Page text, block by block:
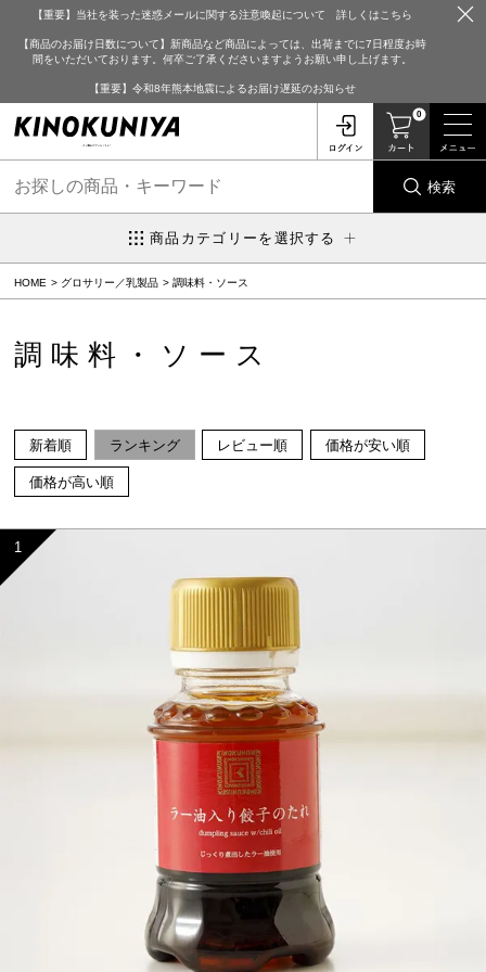
【重要】当社を装った迷惑メールに関する注意喚起について 詳しくはこちら
【商品のお届け日数について】新商品など商品によっては、出荷までに7日程度お時
間をいただいております。何卒ご了承くださいますようお願い申し上げます。
【重要】令和8年熊本地震によるお届け遅延のお知らせ
0
検索
商品カテゴリーを選択する
HOME グロサリー／乳製品 調味料・ソース
調味料・ソース
新着順 ランキング レビュー順 価格が安い順
価格が高い順